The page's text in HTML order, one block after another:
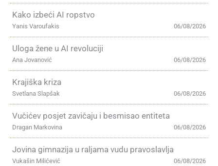
Kako izbeći AI ropstvo
06/08/2026
Yanis Varoufakis
Uloga žene u AI revoluciji
06/08/2026
Ana Jovanović
Krajiška kriza
06/08/2026
Svetlana Slapšak
Vučićev posjet zavičaju i besmisao entiteta
06/08/2026
Dragan Markovina
Jovina gimnazija u raljama vudu pravoslavlja
06/08/2026
Vukašin Milićević